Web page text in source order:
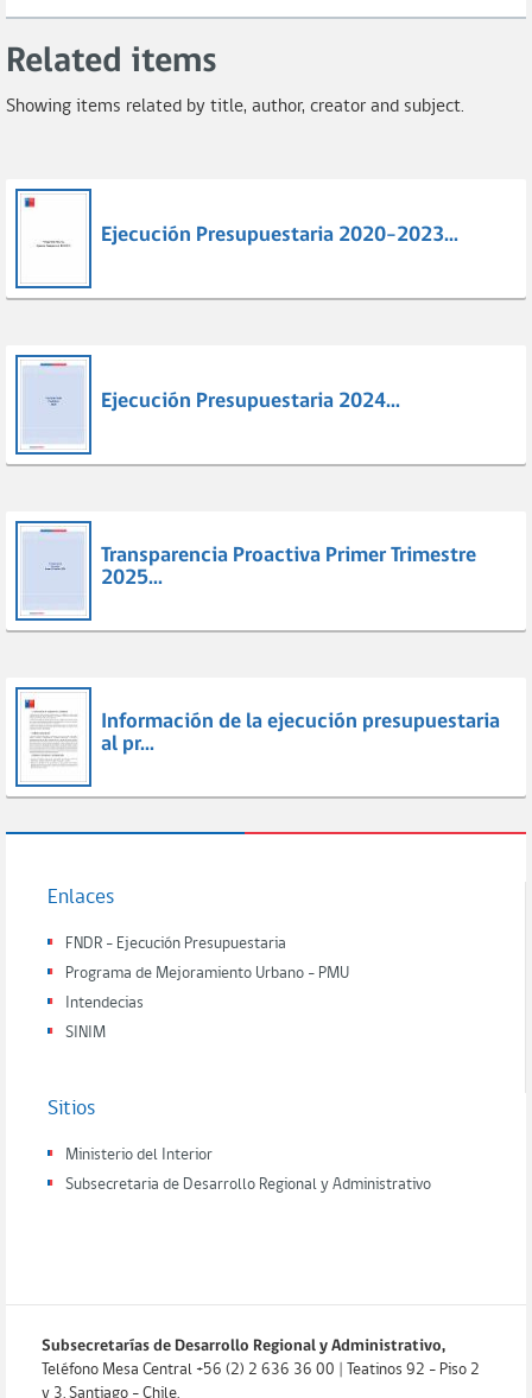
Related items
Showing items related by title, author, creator and subject.
Ejecución Presupuestaria 2020-2023...
Ejecución Presupuestaria 2024...
Transparencia Proactiva Primer Trimestre
2025...
Información de la ejecución presupuestaria
al pr...
Enlaces
FNDR - Ejecución Presupuestaria
Programa de Mejoramiento Urbano - PMU
Intendecias
SINIM
Sitios
Ministerio del Interior
Subsecretaria de Desarrollo Regional y Administrativo
Subsecretarías de Desarrollo Regional y Administrativo,
Teléfono Mesa Central +56 (2) 2 636 36 00 | Teatinos 92 - Piso 2
y 3. Santiago - Chile.